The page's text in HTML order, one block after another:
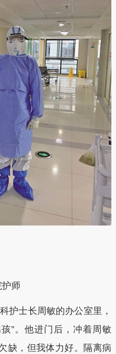
师
士长周敏的办公室里，
”。他进门后，冲着周敏
缺，但我体力好。隔离病